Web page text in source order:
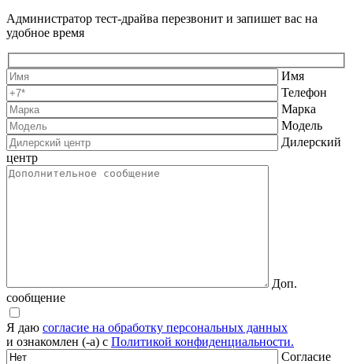
Администратор тест-драйва перезвонит и запишет вас на
удобное время
Имя
Телефон
Марка
Модель
Дилерский
центр
Доп.
сообщение
Я даю согласие на обработку персональных данных
и ознакомлен (-а) с Политикой конфиденциальности.
Согласие